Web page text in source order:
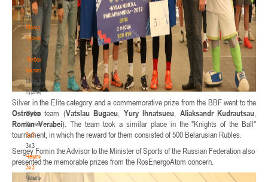
-
Кубок
Международный
турнир
-
"Кубок
Халипского"
Международный
турнир
-
"Кубок
Халипского"
3x3
3x3
Чемпионат
3х3
Чемпионат
Silver in the Elite category and a commemorative prize from the BBF went to the
Ostrovec team (Vatslau Bugaeu Yury Ihnatsueu Aliaksandr Kudrautsau
Roman Verabei). The team took a similar place in the "Knights of the Ball"
tournament, in which the reward for them consisted of 500 Belarusian Rubles.
Sergey Fomin the Advisor to the Minister of Sports of the Russian Federation also
presented the memorable prizes from the RosEnergoAtom concern.